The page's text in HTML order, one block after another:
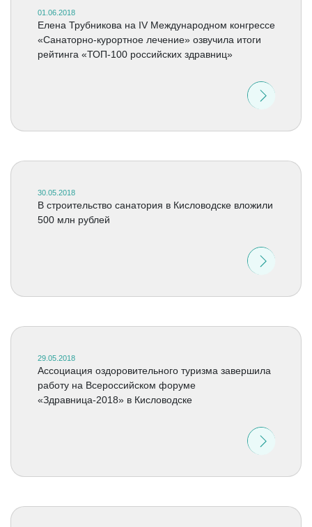
01.06.2018
Елена Трубникова на IV Международном конгрессе
«Санаторно-курортное лечение» озвучила итоги
рейтинга «ТОП-100 российских здравниц»
30.05.2018
В строительство санатория в Кисловодске вложили
500 млн рублей
29.05.2018
Ассоциация оздоровительного туризма завершила
работу на Всероссийском форуме
«Здравница-2018» в Кисловодске